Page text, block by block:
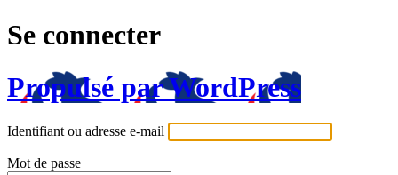
Se connecter
Propulsé par WordPress
Identifiant ou adresse e-mail
Mot de passe